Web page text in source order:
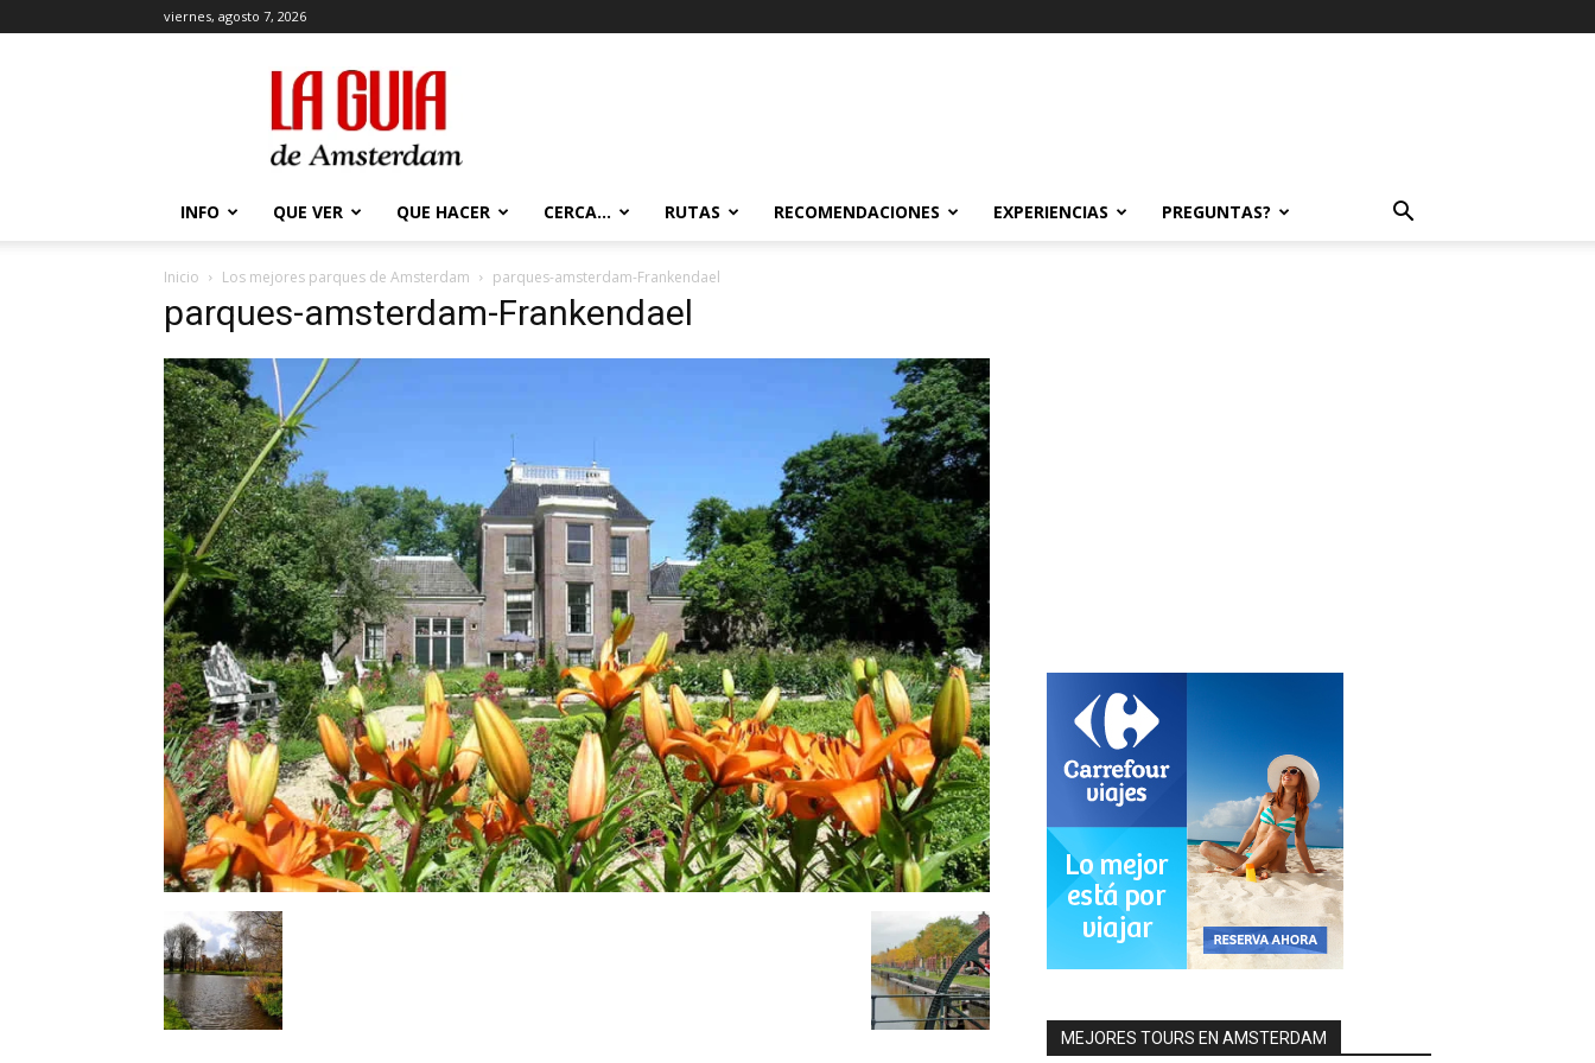
viernes, agosto 7, 2026
La
Guía
de
Amsterdam
INFO QUE VER QUE HACER CERCA… RUTAS RECOMENDACIONES EXPERIENCIAS PREGUNTAS?
Inicio Los mejores parques de Amsterdam parques-amsterdam-Frankendael
parques-amsterdam-Frankendael
MEJORES TOURS EN AMSTERDAM